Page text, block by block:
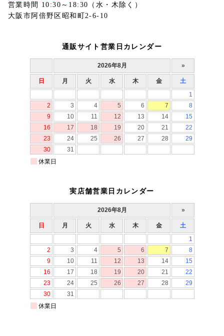
営業時間 10:30～18:30（水・木除く）
大阪市阿倍野区昭和町2-6-10
通販サイト営業日カレンダー
実店舗営業日カレンダー